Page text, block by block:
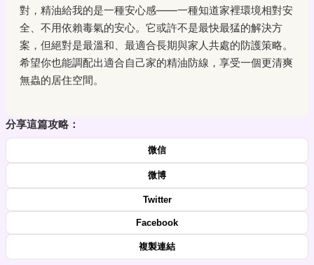
對，精油給我的是一種安心感——一種知道家裡環境相對安
全、不用依賴毒氣的安心。它或許不是最快最猛的解決方
案，但絕對是最溫和、最適合長期與家人共處的防護策略。
希望你也能調配出適合自己家的精油防線，享受一個更清爽
無蟲的居住空間。
分享這篇攻略：
微信
微博
Twitter
Facebook
複製連結